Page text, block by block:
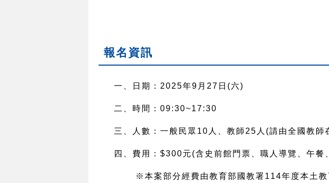
報名資訊
一、日期：2025年9月27日(六)
二、時間：09:30~17:30
三、人數：一般民眾10人、教師25人(請由全國教師
四、費用：$300元(含史前館門票、職人導覽、午餐
※本案部分經費由教育部國教署114年度本土